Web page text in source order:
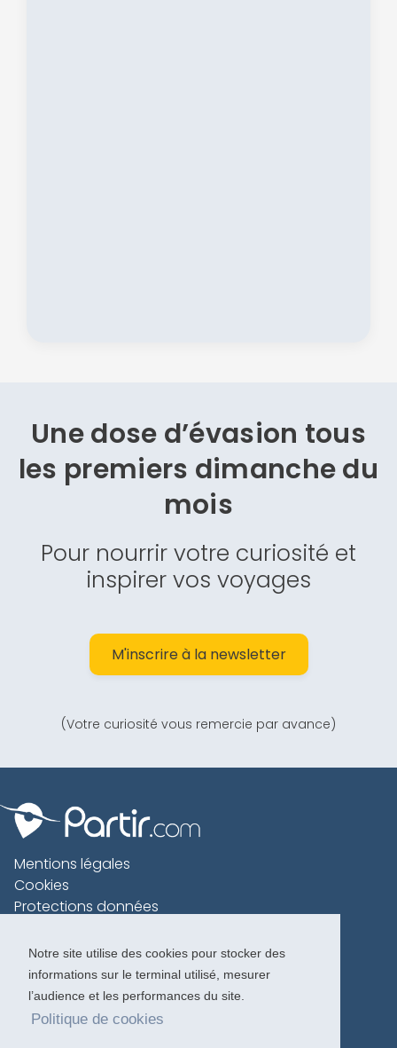
Notre site utilise des cookies pour stocker des
informations sur le terminal utilisé, mesurer
l’audience et les performances du site.
Politique de cookies
Une dose d’évasion tous
les premiers dimanche du
mois
Pour nourrir votre curiosité et
inspirer vos voyages
M'inscrire à la newsletter
(Votre curiosité vous remercie par avance)
Mentions légales
Cookies
Protections données
Charte voyageur
Copyright 1996-2026